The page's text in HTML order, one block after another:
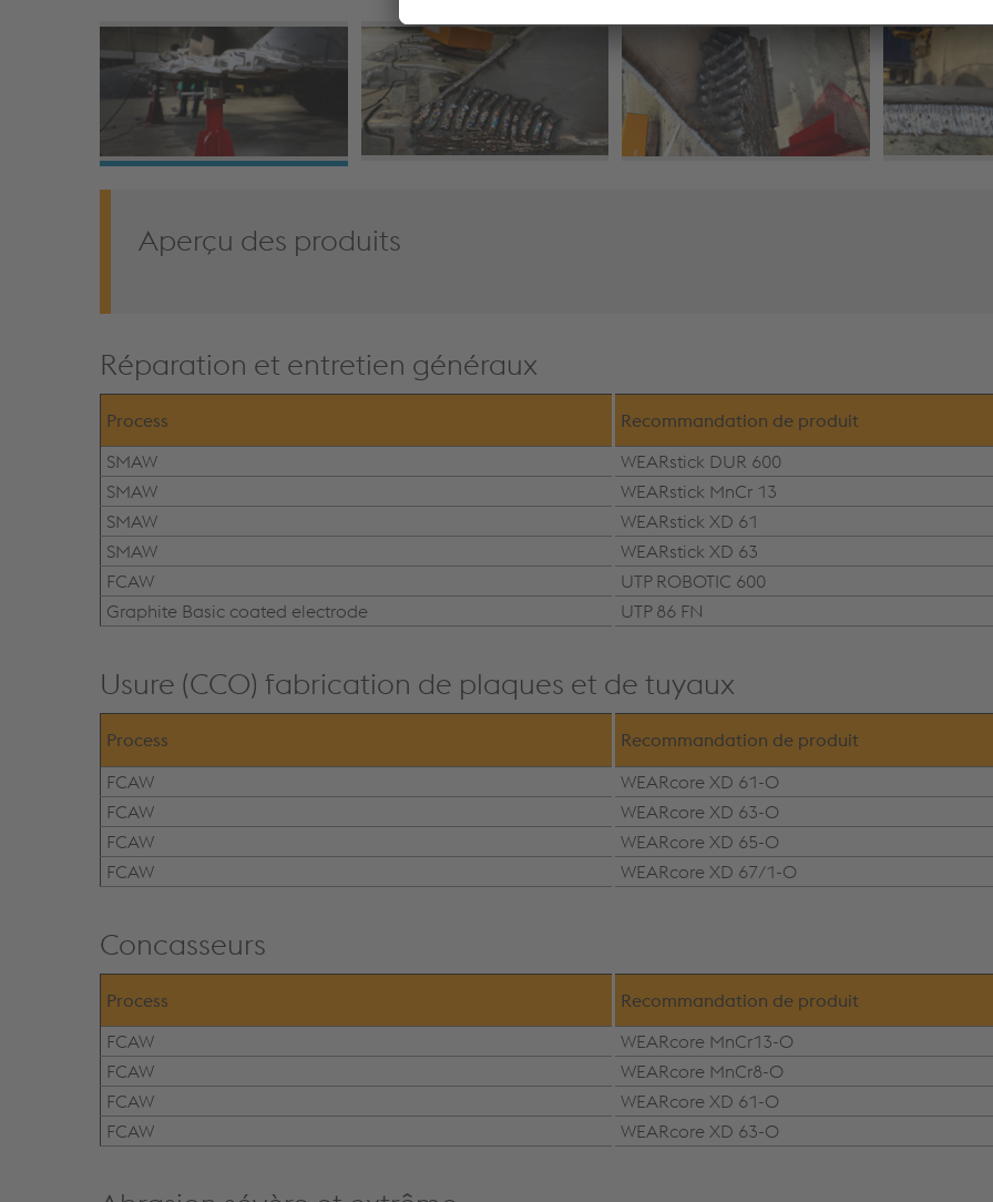
Aperçu des produits
Réparation et entretien généraux
Process
Recommandation de produit
SMAW
WEARstick DUR 600
SMAW
WEARstick MnCr 13
SMAW
WEARstick XD 61
SMAW
WEARstick XD 63
FCAW
UTP ROBOTIC 600
Graphite Basic coated electrode
UTP 86 FN
Usure (CCO) fabrication de plaques et de tuyaux
Process
Recommandation de produit
FCAW
WEARcore XD 61-O
FCAW
WEARcore XD 63-O
FCAW
WEARcore XD 65-O
FCAW
WEARcore XD 67/1-O
Concasseurs
Process
Recommandation de produit
FCAW
WEARcore MnCr13-O
FCAW
WEARcore MnCr8-O
FCAW
WEARcore XD 61-O
FCAW
WEARcore XD 63-O